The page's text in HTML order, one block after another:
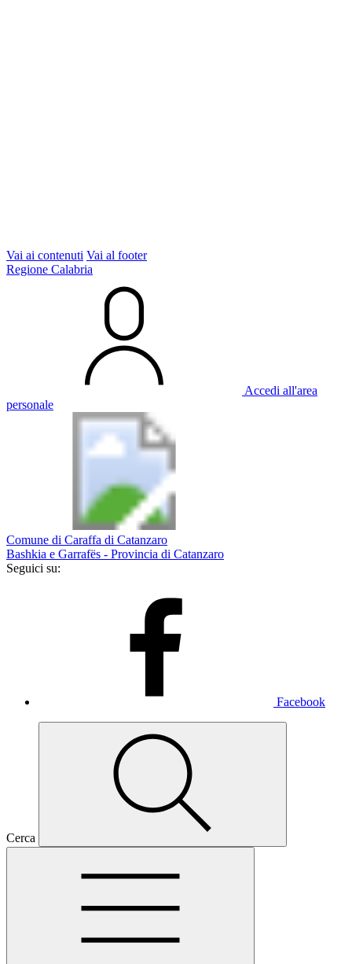
Vai ai contenuti Vai al footer
Regione Calabria
Accedi all'area
personale
Comune di Caraffa di Catanzaro
Bashkia e Garrafës - Provincia di Catanzaro
Seguici su:
Facebook
Cerca